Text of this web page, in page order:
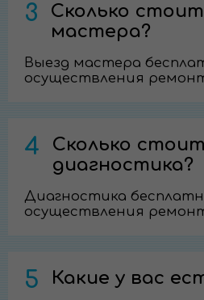
3
Сколько
мастера?
Выезд мастера
осуществления
4
Сколько стоит
диагностика?
Диагностика
осуществления
5 Какие у вас